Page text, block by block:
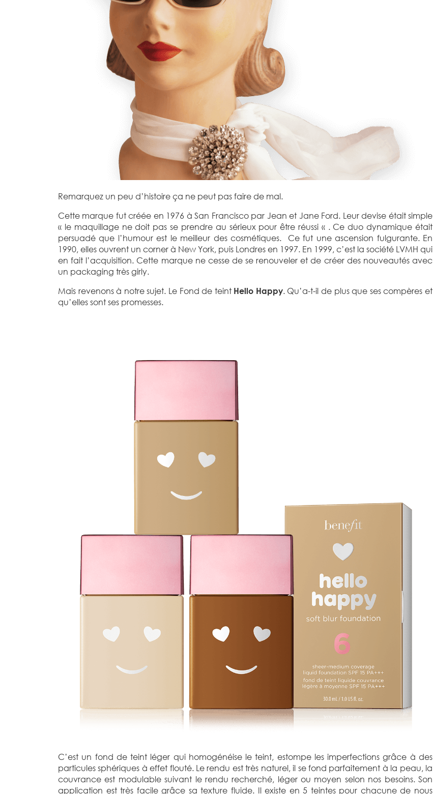
Remarquez un peu d’histoire ça ne peut pas faire de mal.
Cette marque fut créée en 1976 à San Francisco par Jean et Jane Ford. Leur devise était simple
« le maquillage ne doit pas se prendre au sérieux pour être réussi « . Ce duo dynamique était
persuadé que l’humour est le meilleur des cosmétiques. Ce fut une ascension fulgurante. En
1990, elles ouvrent un corner à New York, puis Londres en 1997. En 1999, c’est la société LVMH qui
en fait l’acquisition. Cette marque ne cesse de se renouveler et de créer des nouveautés avec
un packaging très girly.
Mais revenons à notre sujet. Le Fond de teint Hello Happy. Qu’a-t-il de plus que ses compères et
qu’elles sont ses promesses.
C’est un fond de teint léger qui homogénéise le teint, estompe les imperfections grâce à des
particules sphériques à effet flouté. Le rendu est très naturel, il se fond parfaitement à la peau, la
couvrance est modulable suivant le rendu recherché, léger ou moyen selon nos besoins. Son
application est très facile grâce sa texture fluide. Il existe en 5 teintes pour chacune de nous